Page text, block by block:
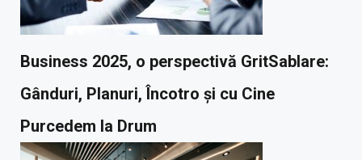
Business 2025, o perspectivă GritSablare:
Gânduri, Planuri, Încotro și cu Cine
Purcedem la Drum